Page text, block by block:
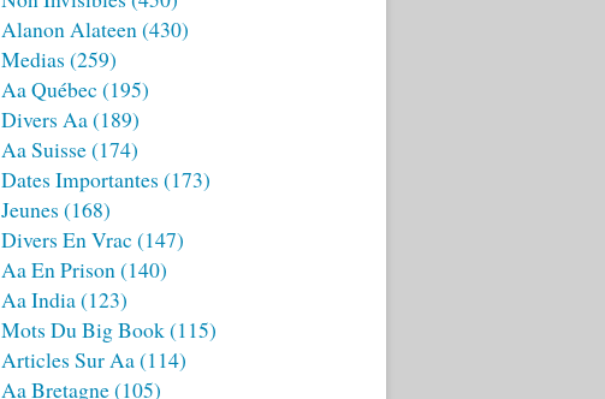
Alanon Alateen(430)
Medias (259)
Aa Québec (195)
Divers Aa(189)
Aa Suisse(174)
Dates Importantes (173)
Jeunes (168)
Divers En Vrac (147)
Aa En Prison(140)
Aa India(123)
Mots Du Big Book(115)
Articles Sur Aa(114)
Aa Bretagne(105)